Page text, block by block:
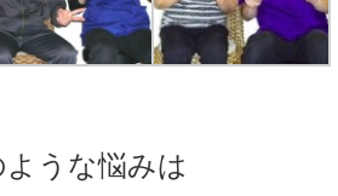
ような悩みは